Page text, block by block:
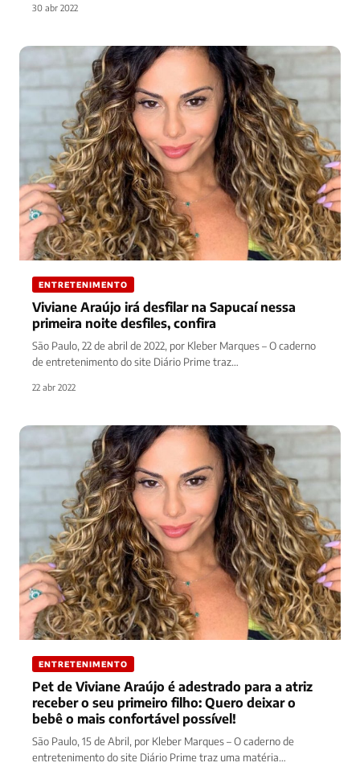
30 abr 2022
ENTRETENIMENTO
Viviane Araújo irá desfilar na Sapucaí nessa
primeira noite desfiles, confira
São Paulo, 22 de abril de 2022, por Kleber Marques – O caderno
de entretenimento do site Diário Prime traz…
22 abr 2022
ENTRETENIMENTO
Pet de Viviane Araújo é adestrado para a atriz
receber o seu primeiro filho: Quero deixar o
bebê o mais confortável possível!
São Paulo, 15 de Abril, por Kleber Marques – O caderno de
entretenimento do site Diário Prime traz uma matéria…